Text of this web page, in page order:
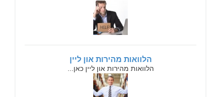
הלוואות מהירות און ליין
הלוואות מהירות און ליין כאן...